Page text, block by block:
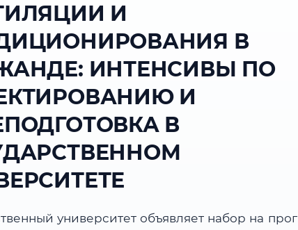
И
В
ИНТЕНСИВЫ ПО
И
В
университет объявляет набор на